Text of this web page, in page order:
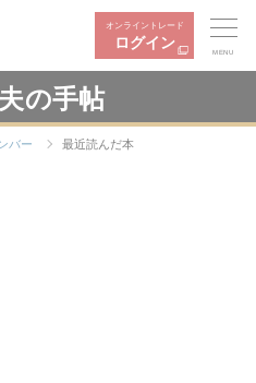
オンライントレード
ログイン
MENU
の手帖
バー 最近読んだ本